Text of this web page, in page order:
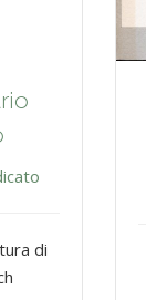
di